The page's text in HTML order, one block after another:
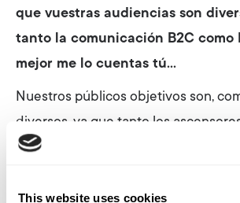
This website uses cookies
que vuestras audiencias son
tanto la comunicación B2C como
mejor me lo cuentas tú…
Nuestros públicos objetivos son,
diversos, ya que tanto los
escaleras mecánicas las utilizamos
instalaciones o contratan nuestros